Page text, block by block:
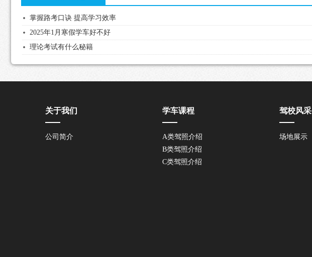
掌握路考口诀 提高学习效率
2025年1月寒假学车好不好
理论考试有什么秘籍
关于我们
公司简介
学车课程
A类驾照介绍
B类驾照介绍
C类驾照介绍
驾校风采
场地展示